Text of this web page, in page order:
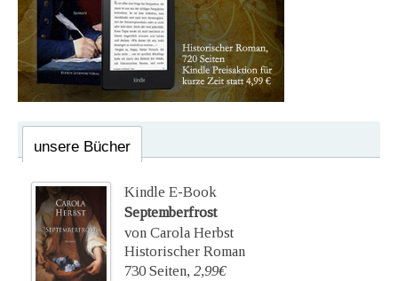
unsere Bücher
Kindle E-Book
Septemberfrost
von Carola Herbst
Historischer Roman
730 Seiten, 2,99€